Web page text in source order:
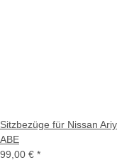
Sitzbezüge für Nissan
ABE
99,00 € *